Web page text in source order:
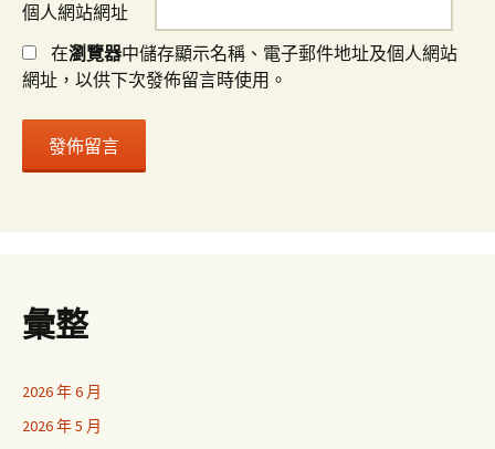
個人網站網址
在瀏覽器中儲存顯示名稱、電子郵件地址及個人網站
網址，以供下次發佈留言時使用。
彙整
2026 年 6 月
2026 年 5 月